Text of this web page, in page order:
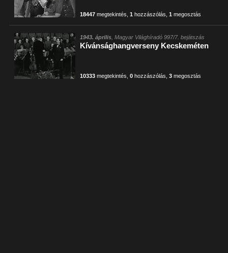
18447 megtekintés ,1 hozzászólás ,1 megosztás
1943. április , Magyar Világhíradó 997/7. bejátszás
Kívánsághangverseny Kecskeméten
10333 megtekintés ,0 hozzászólás ,3 megosztás